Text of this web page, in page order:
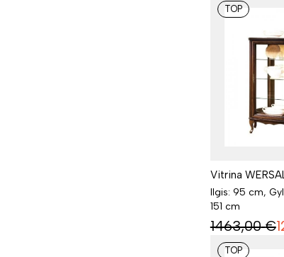
TOP
Vitrina
Ilgis: 95 cm,
151 cm
1463,00 €
TOP